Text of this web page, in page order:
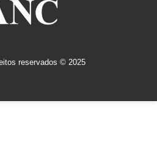
reservados © 2025